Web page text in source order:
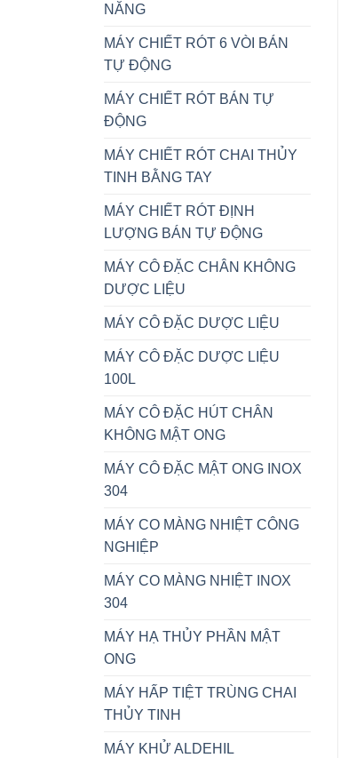
NĂNG
MÁY CHIẾT RÓT 6 VÒI BÁN
TỰ ĐỘNG
MÁY CHIẾT RÓT BÁN TỰ
ĐỘNG
MÁY CHIẾT RÓT CHAI THỦY
TINH BẰNG TAY
MÁY CHIẾT RÓT ĐỊNH
LƯỢNG BÁN TỰ ĐỘNG
MÁY CÔ ĐẶC CHÂN KHÔNG
DƯỢC LIỆU
MÁY CÔ ĐẶC DƯỢC LIỆU
MÁY CÔ ĐẶC DƯỢC LIỆU
100L
MÁY CÔ ĐẶC HÚT CHÂN
KHÔNG MẬT ONG
MÁY CÔ ĐẶC MẬT ONG INOX
304
MÁY CO MÀNG NHIỆT CÔNG
NGHIỆP
MÁY CO MÀNG NHIỆT INOX
304
MÁY HẠ THỦY PHẦN MẬT
ONG
MÁY HẤP TIỆT TRÙNG CHAI
THỦY TINH
MÁY KHỬ ALDEHIL